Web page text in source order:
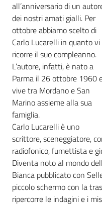
Casa
Piani
Archivio
storico
Decentrate
Patto
per
la
all’anniversario di un
dei nostri amati gialli. Per
ottobre abbiamo scelto di
Carlo Lucarelli in quanto vi
ricorre il suo compleanno.
L’autore, infatti, è nato a
Parma il 26 ottobre 1960
vive tra Mordano e San
Marino assieme alla sua
famiglia.
Carlo Lucarelli è uno
scrittore, sceneggiatore,
radiofonico, fumettista e
Diventa noto al mondo
Bianca pubblicato con
piccolo schermo con la
ripercorre le indagini e i